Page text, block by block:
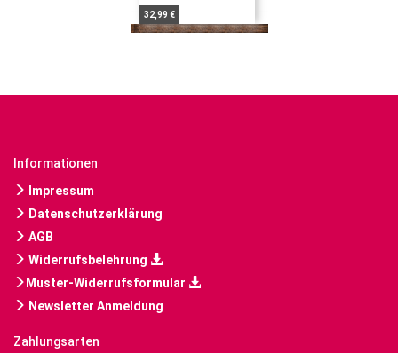
32,99 €
Informationen
Impressum
Datenschutzerklärung
AGB
Widerrufsbelehrung
Muster-Widerrufsformular
Newsletter Anmeldung
Zahlungsarten